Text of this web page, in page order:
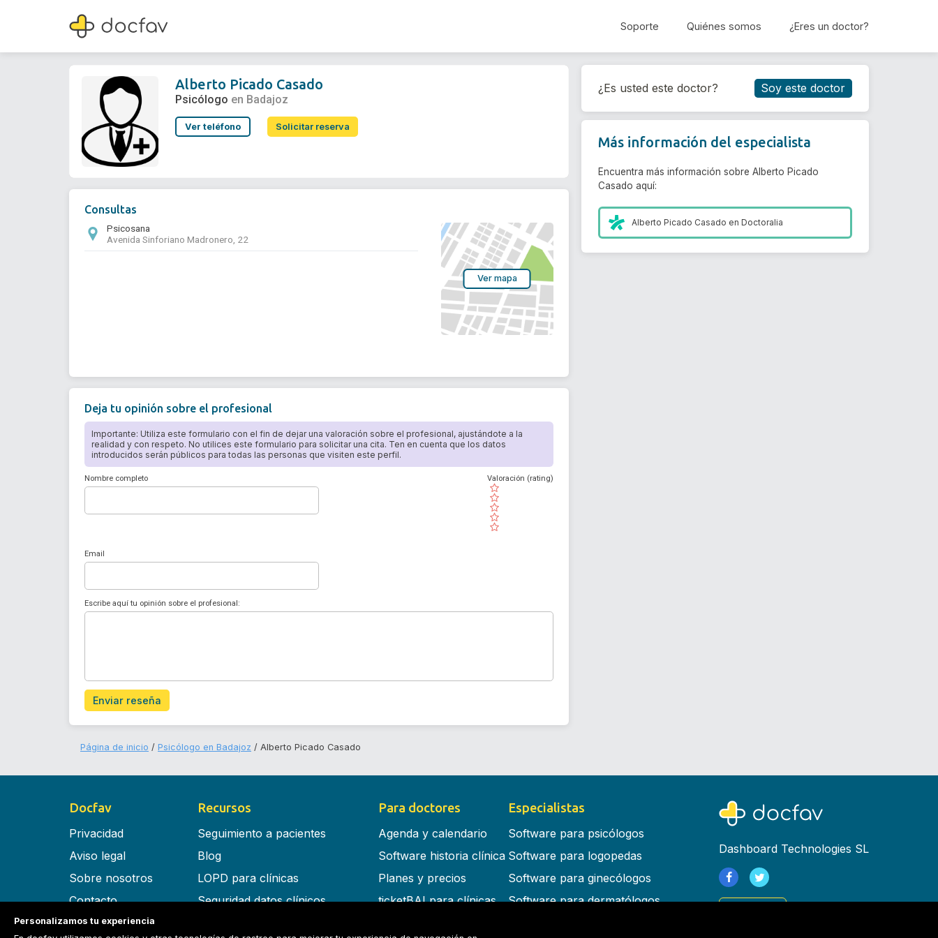
Soporte Quiénes somos ¿Eres un doctor?
Alberto Picado Casado
Psicólogo
Reservar cita
Alberto Picado Casado
Psicólogo en Badajoz
Ver teléfono Solicitar reserva
Consultas
Psicosana
Avenida Sinforiano Madronero, 22
Ver mapa
Deja tu opinión sobre el profesional
Importante: Utiliza este formulario con el fin de dejar una valoración sobre el profesional, ajustándote a la
realidad y con respeto. No utilices este formulario para solicitar una cita. Ten en cuenta que los datos
introducidos serán públicos para todas las personas que visiten este perfil.
Nombre completo
( )
( )
( )
( )
( )
Valoración (rating)
Email
Escribe aquí tu opinión sobre el profesional:
Enviar reseña
¿Es usted este doctor? Soy este doctor
Más información del especialista
Encuentra más información sobre Alberto Picado
Casado aquí:
Alberto Picado Casado enDoctoralia
Página de inicio Psicólogo en Badajoz Alberto Picado Casado
Docfav
Privacidad
Aviso legal
Sobre nosotros
Contacto
Términos y condiciones
Recursos
Seguimiento a pacientes
Blog
LOPD para clínicas
Seguridad datos clínicos
Para doctores
Agenda y calendario
Software historia clínica
Planes y precios
ticketBAI para clínicas
Especialistas
Software para psicólogos
Software para logopedas
Software para ginecólogos
Software para dermatólogos
Dashboard Technologies SL
Personalizamos tu experiencia